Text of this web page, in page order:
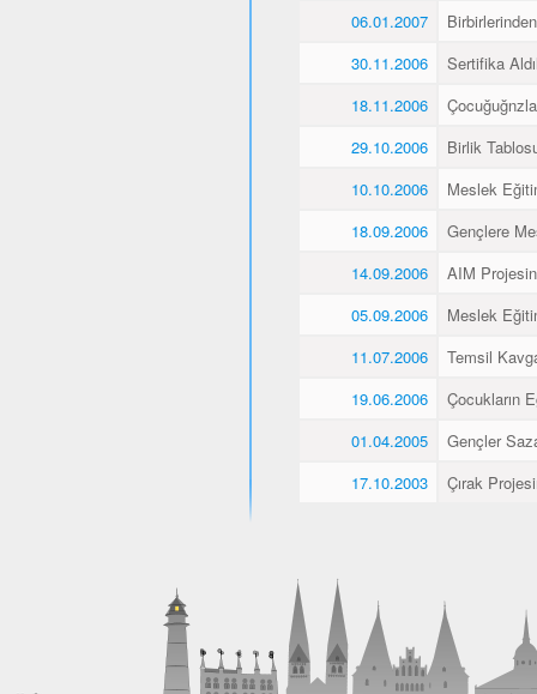
06.01.2007
30.11.2006
Sertifika
18.11.2006
29.10.2006
Birlik
10.10.2006
Meslek
18.09.2006
Gençlere
14.09.2006
AIM
05.09.2006
Meslek
11.07.2006
Temsil
19.06.2006
Çocukların
01.04.2005
Gençler
17.10.2003
Çırak